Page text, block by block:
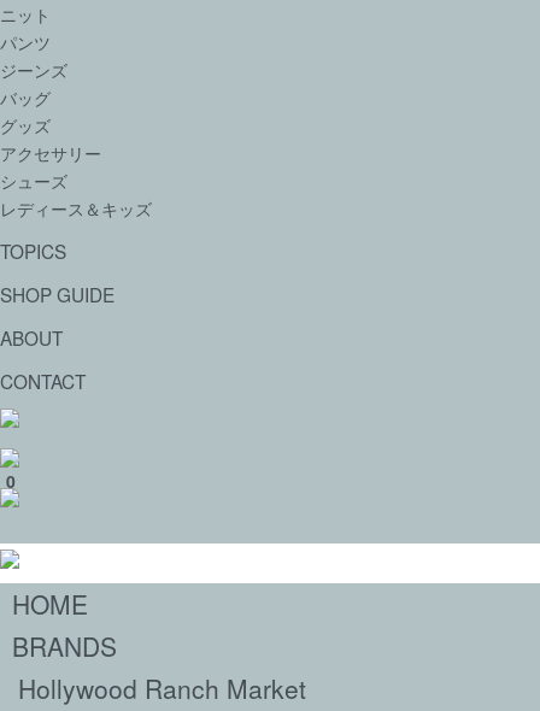
ニット
パンツ
ジーンズ
バッグ
グッズ
アクセサリー
シューズ
レディース＆キッズ
TOPICS
SHOP GUIDE
ABOUT
CONTACT
0
HOME
BRANDS
Hollywood Ranch Market